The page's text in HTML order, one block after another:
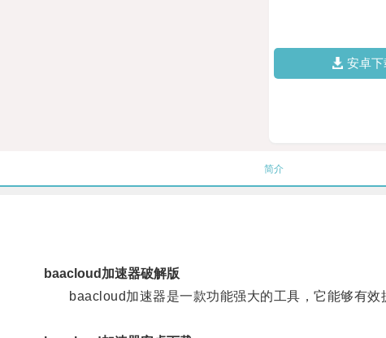
安卓下
简介
baacloud加速器破解版
baacloud加速器是一款功能强大的工具，它能够有效